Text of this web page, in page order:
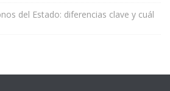
del Estado: diferencias clave y cuál